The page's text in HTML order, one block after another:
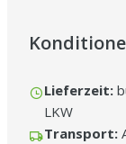
Lieferzeit:
LKW
Transport: